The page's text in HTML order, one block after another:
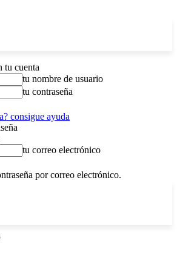
tu cuenta
tu nombre de usuario
tu contraseña
consigue ayuda
tu correo electrónico
por correo electrónico.